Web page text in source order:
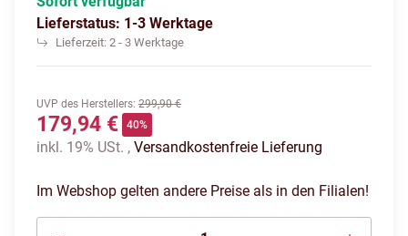
Lieferstatus: 1-3 Werktage
Lieferzeit: 2 - 3 Werktage
UVP des Herstellers: 299,90 €
179,94 € 40%
inkl. 19% USt. , Versandkostenfreie Lieferung
Im Webshop gelten andere Preise als in den Filialen!